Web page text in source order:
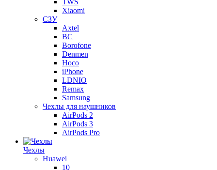
TWS
Xiaomi
СЗУ
Axtel
BC
Borofone
Denmen
Hoco
iPhone
LDNIO
Remax
Samsung
Чехлы для наушников
AirPods 2
AirPods 3
AirPods Pro
Чехлы
Huawei
10